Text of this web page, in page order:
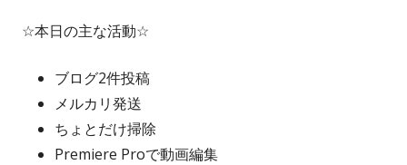
☆本日の主な活動☆
ブログ2件投稿
メルカリ発送
ちょとだけ掃除
Premiere Proで動画編集